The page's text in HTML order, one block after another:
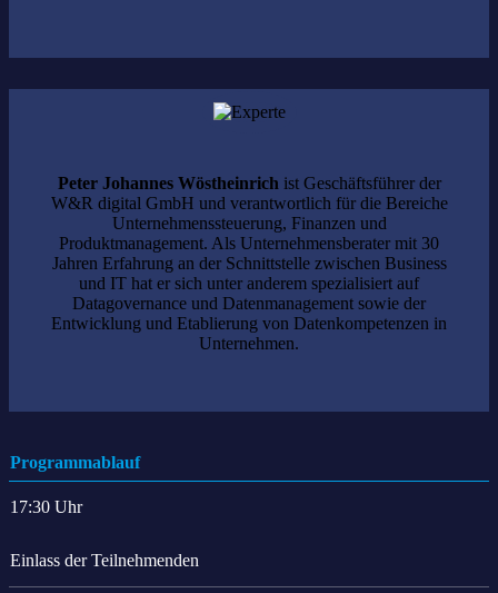
Peter Johannes Wöstheinrich ist Geschäftsführer der
W&R digital GmbH und verantwortlich für die Bereiche
Unternehmenssteuerung, Finanzen und
Produktmanagement. Als Unternehmensberater mit 30
Jahren Erfahrung an der Schnittstelle zwischen Business
und IT hat er sich unter anderem spezialisiert auf
Datagovernance und Datenmanagement sowie der
Entwicklung und Etablierung von Datenkompetenzen in
Unternehmen.
Programmablauf
17:30 Uhr
Einlass der Teilnehmenden